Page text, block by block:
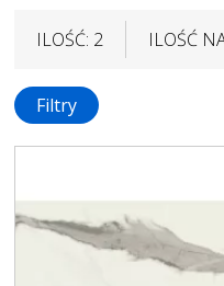
ILOŚĆ: 2 ILOŚĆ
Filtry